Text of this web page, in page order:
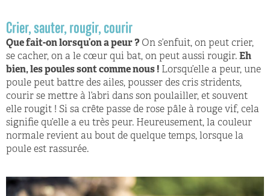
Crier, sauter, rougir, courir
Que fait-on lorsqu’on a peur ? On s’enfuit, on peut crier,
se cacher, on a le cœur qui bat, on peut aussi rougir. Eh
bien, les poules sont comme nous ! Lorsqu’elle a peur, une
poule peut battre des ailes, pousser des cris stridents,
courir se mettre à l’abri dans son poulailler, et souvent
elle rougit ! Si sa crête passe de rose pâle à rouge vif, cela
signifie qu’elle a eu très peur. Heureusement, la couleur
normale revient au bout de quelque temps, lorsque la
poule est rassurée.